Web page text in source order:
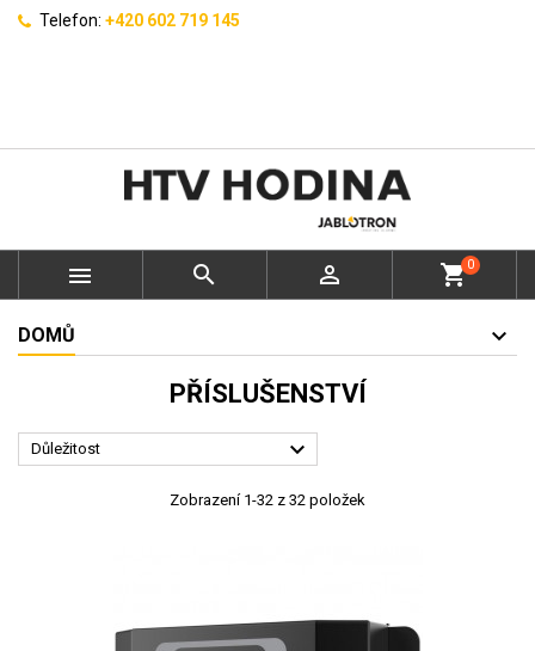
Telefon: +420 602 719 145
   shopping_cart0
DOMŮ
PŘÍSLUŠENSTVÍ
Důležitost 
Zobrazení 1-32 z 32 položek